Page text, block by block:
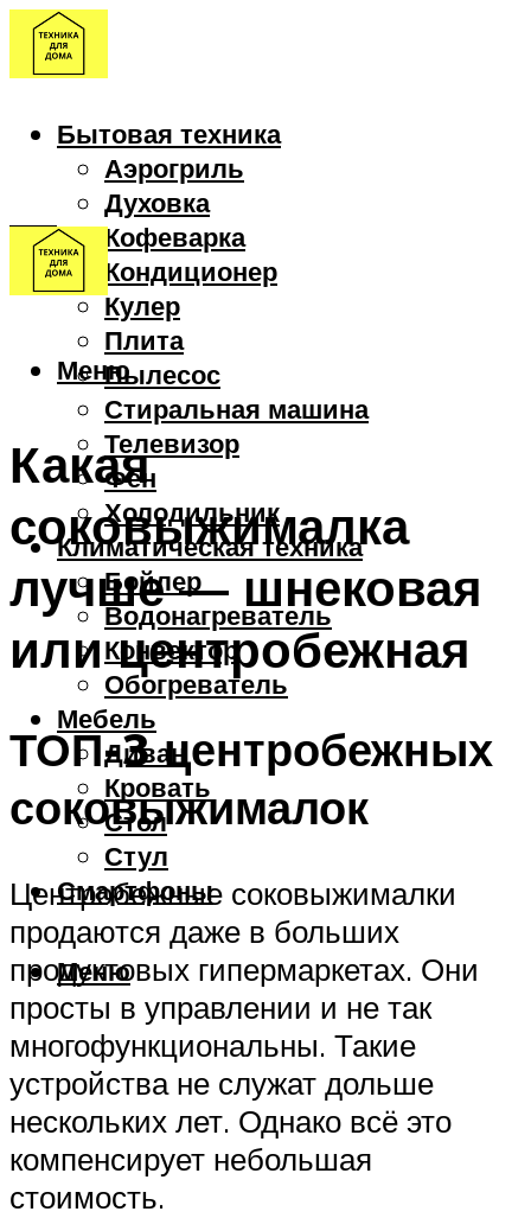
Бытовая техника
Аэрогриль
Духовка
Кофеварка
Кондиционер
Кулер
Плита
Пылесос
Стиральная машина
Телевизор
Фен
Холодильник
Климатическая техника
Бойлер
Водонагреватель
Конвектор
Обогреватель
Мебель
Диван
Кровать
Стол
Стул
Смартфоны
Меню
Меню
Какая
соковыжималка
лучше — шнековая
или центробежная
ТОП-3 центробежных
соковыжималок
Центробежные соковыжималки
продаются даже в больших
продуктовых гипермаркетах. Они
просты в управлении и не так
многофункциональны. Такие
устройства не служат дольше
нескольких лет. Однако всё это
компенсирует небольшая
стоимость.